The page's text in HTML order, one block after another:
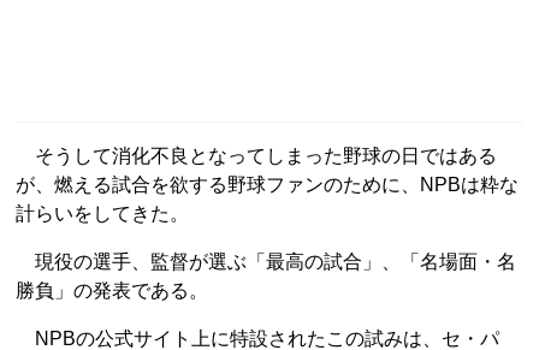
そうして消化不良となってしまった野球の日ではある
が、燃える試合を欲する野球ファンのために、NPBは粋な
計らいをしてきた。
現役の選手、監督が選ぶ「最高の試合」、「名場面・名
勝負」の発表である。
NPBの公式サイト上に特設されたこの試みは、セ・パ